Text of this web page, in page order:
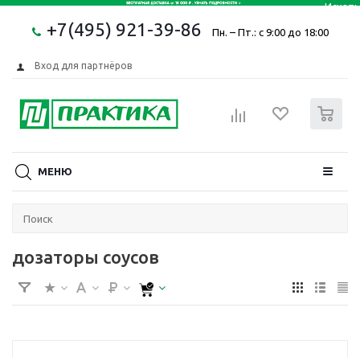
+7(495) 921-39-86 Пн. – Пт.: с 9:00 до 18:00
Вход для партнёров
МЕНЮ
дозаторы соусов